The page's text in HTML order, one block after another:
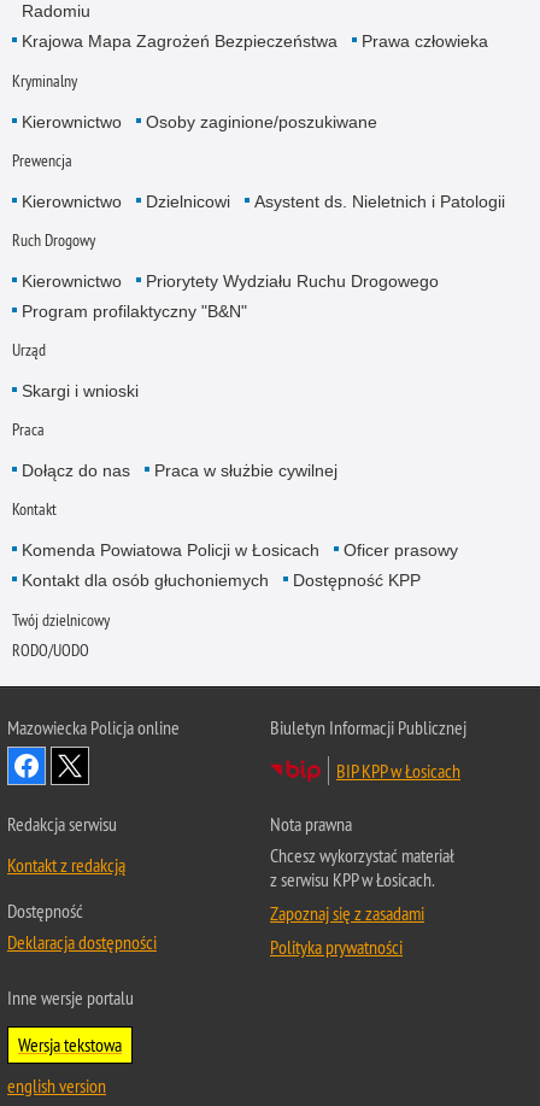
Radomiu
Krajowa Mapa Zagrożeń Bezpieczeństwa
Prawa człowieka
Kryminalny
Kierownictwo Osoby zaginione/poszukiwane
Prewencja
Kierownictwo Dzielnicowi Asystent ds. Nieletnich i Patologii
Ruch Drogowy
Kierownictwo
Priorytety Wydziału Ruchu Drogowego
Program profilaktyczny "B&N"
Urząd
Skargi i wnioski
Praca
Dołącz do nas Praca w służbie cywilnej
Kontakt
Komenda Powiatowa Policji w Łosicach
Oficer prasowy
Kontakt dla osób głuchoniemych
Dostępność KPP
Twój dzielnicowy
RODO/UODO
Mazowiecka Policja online
Biuletyn Informacji Publicznej
BIP KPP w Łosicach
Redakcja serwisu
Kontakt z redakcją
Dostępność
Deklaracja dostępności
Nota prawna
Chcesz wykorzystać materiał
z serwisu KPP w Łosicach.
Zapoznaj się z zasadami
Polityka prywatności
Inne wersje portalu
Wersja tekstowa
english version